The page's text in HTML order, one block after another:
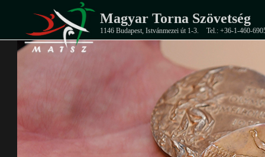
Magyar Torna Szövetség
1146 Budapest, Istvánmezei út 1-3. Tel.: +36-1-460-